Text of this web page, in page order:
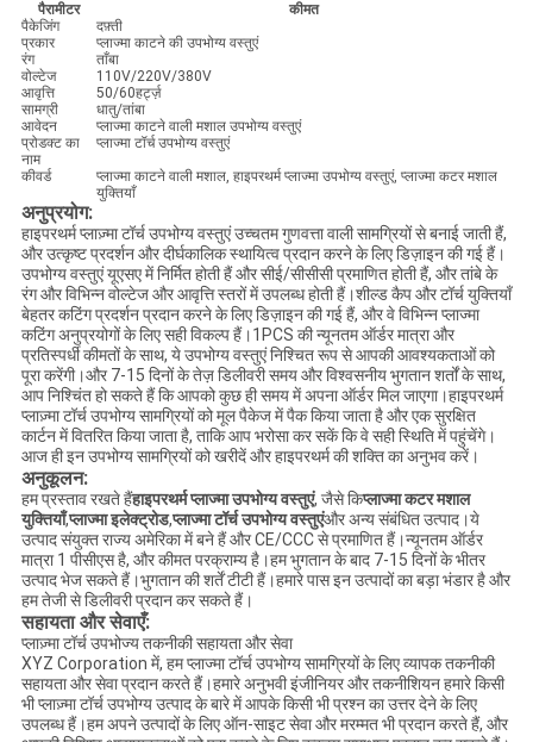
पैरामीटर
कीमत
पैकेजिंग
दफ़्ती
प्रकार
प्लाज्मा काटने की उपभोग्य वस्तुएं
रंग
ताँबा
वोल्टेज
110V/220V/380V
आवृत्ति
50/60हर्ट्ज़
सामग्री
धातु/तांबा
आवेदन
प्लाज्मा काटने वाली मशाल उपभोग्य वस्तुएं
प्रोडक्ट का
नाम
प्लाज्मा टॉर्च उपभोग्य वस्तुएं
कीवर्ड
प्लाज्मा काटने वाली मशाल, हाइपरथर्म प्लाज्मा उपभोग्य वस्तुएं, प्लाज्मा कटर मशाल
युक्तियाँ
अनुप्रयोग:
हाइपरथर्म प्लाज़्मा टॉर्च उपभोग्य वस्तुएं उच्चतम गुणवत्ता वाली सामग्रियों से बनाई जाती हैं,
और उत्कृष्ट प्रदर्शन और दीर्घकालिक स्थायित्व प्रदान करने के लिए डिज़ाइन की गई हैं।
उपभोग्य वस्तुएं यूएसए में निर्मित होती हैं और सीई/सीसीसी प्रमाणित होती हैं, और तांबे के
रंग और विभिन्न वोल्टेज और आवृत्ति स्तरों में उपलब्ध होती हैं।शील्ड कैप और टॉर्च युक्तियाँ
बेहतर कटिंग प्रदर्शन प्रदान करने के लिए डिज़ाइन की गई हैं, और वे विभिन्न प्लाज्मा
कटिंग अनुप्रयोगों के लिए सही विकल्प हैं।1PCS की न्यूनतम ऑर्डर मात्रा और
प्रतिस्पर्धी कीमतों के साथ, ये उपभोग्य वस्तुएं निश्चित रूप से आपकी आवश्यकताओं को
पूरा करेंगी।और 7-15 दिनों के तेज़ डिलीवरी समय और विश्वसनीय भुगतान शर्तों के साथ,
आप निश्चिंत हो सकते हैं कि आपको कुछ ही समय में अपना ऑर्डर मिल जाएगा।हाइपरथर्म
प्लाज़्मा टॉर्च उपभोग्य सामग्रियों को मूल पैकेज में पैक किया जाता है और एक सुरक्षित
कार्टन में वितरित किया जाता है, ताकि आप भरोसा कर सकें कि वे सही स्थिति में पहुंचेंगे।
आज ही इन उपभोग्य सामग्रियों को खरीदें और हाइपरथर्म की शक्ति का अनुभव करें।
अनुकूलन:
हम प्रस्ताव रखते हैंहाइपरथर्म प्लाज्मा उपभोग्य वस्तुएं, जैसे किप्लाज्मा कटर मशाल
युक्तियाँ,प्लाज्मा इलेक्ट्रोड,प्लाज्मा टॉर्च उपभोग्य वस्तुएंऔर अन्य संबंधित उत्पाद।ये
उत्पाद संयुक्त राज्य अमेरिका में बने हैं और CE/CCC से प्रमाणित हैं।न्यूनतम ऑर्डर
मात्रा 1 पीसीएस है, और कीमत परक्राम्य है।हम भुगतान के बाद 7-15 दिनों के भीतर
उत्पाद भेज सकते हैं।भुगतान की शर्तें टीटी हैं।हमारे पास इन उत्पादों का बड़ा भंडार है और
हम तेजी से डिलीवरी प्रदान कर सकते हैं।
सहायता और सेवाएँ:
प्लाज़्मा टॉर्च उपभोज्य तकनीकी सहायता और सेवा
XYZ Corporation में, हम प्लाज्मा टॉर्च उपभोग्य सामग्रियों के लिए व्यापक तकनीकी
सहायता और सेवा प्रदान करते हैं।हमारे अनुभवी इंजीनियर और तकनीशियन हमारे किसी
भी प्लाज़्मा टॉर्च उपभोग्य उत्पाद के बारे में आपके किसी भी प्रश्न का उत्तर देने के लिए
उपलब्ध हैं।हम अपने उत्पादों के लिए ऑन-साइट सेवा और मरम्मत भी प्रदान करते हैं, और